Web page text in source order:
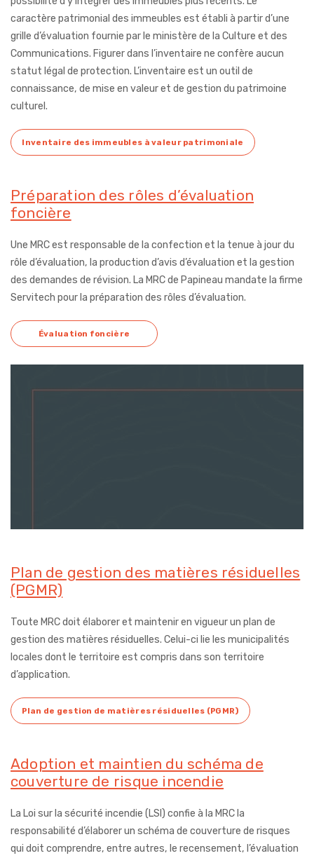
caractère patrimonial des immeubles est établi à partir d’une
grille d’évaluation fournie par le ministère de la Culture et des
Communications. Figurer dans l’inventaire ne confère aucun
statut légal de protection. L’inventaire est un outil de
connaissance, de mise en valeur et de gestion du patrimoine
culturel.
Inventaire des immeubles à valeur patrimoniale
Préparation des rôles d’évaluation
foncière
Une MRC est responsable de la confection et la tenue à jour du
rôle d’évaluation, la production d’avis d’évaluation et la gestion
des demandes de révision. La MRC de Papineau mandate la firme
Servitech pour la préparation des rôles d’évaluation.
Évaluation foncière
Plan de gestion des matières résiduelles
(PGMR)
Toute MRC doit élaborer et maintenir en vigueur un plan de
gestion des matières résiduelles. Celui-ci lie les municipalités
locales dont le territoire est compris dans son territoire
d’application.
Plan de gestion de matières résiduelles (PGMR)
Adoption et maintien du schéma de
couverture de risque incendie
La Loi sur la sécurité incendie (LSI) confie à la MRC la
responsabilité d’élaborer un schéma de couverture de risques
qui doit comprendre, entre autres, le recensement, l’évaluation